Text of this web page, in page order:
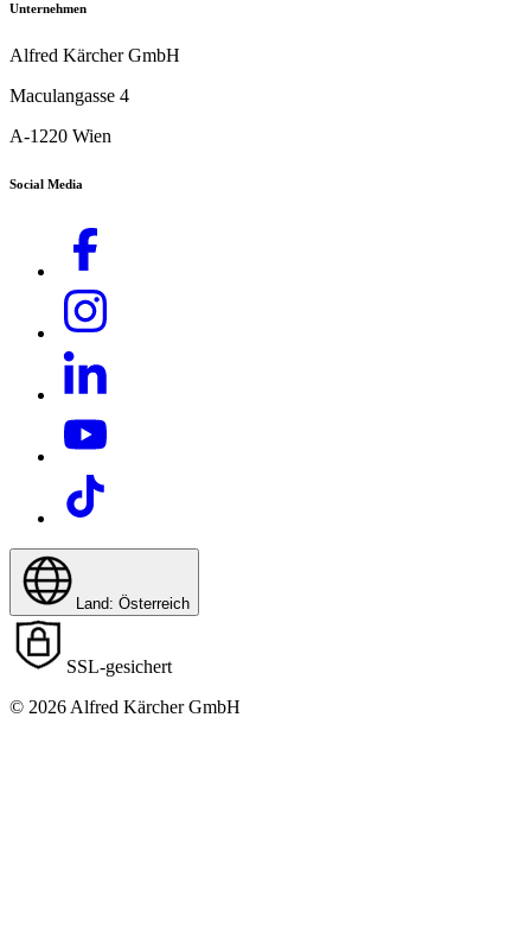
Unternehmen
Alfred Kärcher GmbH
Maculangasse 4
A-1220 Wien
Social Media
Land: Österreich
SSL-gesichert
© 2026 Alfred Kärcher GmbH